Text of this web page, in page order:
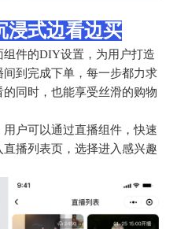
浸式边看边买
件的DIY设置，为用户打造
到完成下单，每一步都力求
同时，也能享受丝滑的购物
用户可以通过直播组件，快速
播列表页，选择进入感兴趣